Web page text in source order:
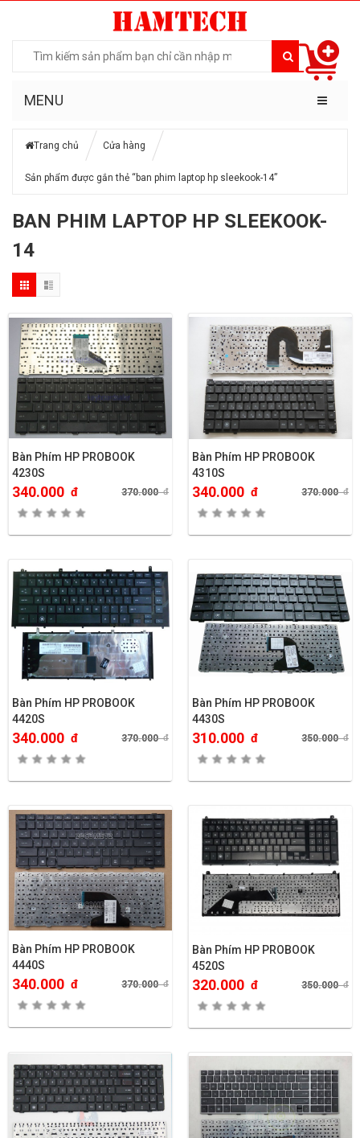
MENU
Trang chủ Cửa hàng
Sản phẩm được gắn thẻ “ban phim laptop hp sleekook-14”
BAN PHIM LAPTOP HP SLEEKOOK-
14
Bàn Phím HP PROBOOK
4230S
340.000 đ 370.000đ
Bàn Phím HP PROBOOK
4310S
340.000 đ 370.000đ
Bàn Phím HP PROBOOK
4420S
340.000 đ 370.000đ
Bàn Phím HP PROBOOK
4430S
310.000 đ 350.000đ
Bàn Phím HP PROBOOK
4440S
340.000 đ 370.000đ
Bàn Phím HP PROBOOK
4520S
320.000 đ 350.000đ